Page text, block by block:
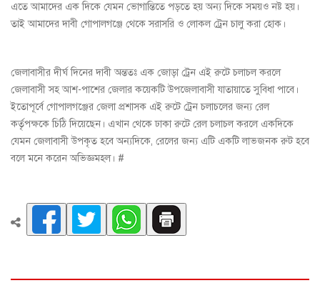
এতে আমাদের এক দিকে যেমন ভোগান্তিতে পড়তে হয় অন্য দিকে সময়ও নষ্ট হয়।
তাই আমাদের দাবী গোপালগঞ্জে থেকে সরাসরি ও লোকল ট্রেন চালু করা হোক।
জেলাবাসীর দীর্ঘ দিনের দাবী অন্ততঃ এক জোড়া ট্রেন এই রুটে চলাচল করলে
জেলাবাসী সহ আশ-পাশের জেলার কয়েকটি উপজেলাবাসী যাতায়াতে সুবিধা পাবে।
ইতোপূর্বে গোপালগঞ্জের জেলা প্রশাসক এই রুটে ট্রেন চলাচলের জন্য রেল
কর্তৃপক্ষকে চিঠি দিয়েছেন। এখান থেকে ঢাকা রুটে রেল চলাচল করলে একদিকে
যেমন জেলাবাসী উপকৃত হবে অন্যদিকে, রেলের জন্য এটি একটি লাভজনক রুট হবে
বলে মনে করেন অভিজ্ঞমহল। #